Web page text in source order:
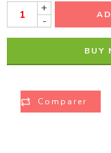
+
-
BUY
Comparer